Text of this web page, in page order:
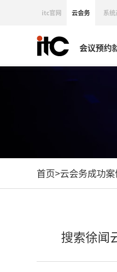
itc官网 云会务 系统
会议预约
首页>云会务成功案
搜索徐闻